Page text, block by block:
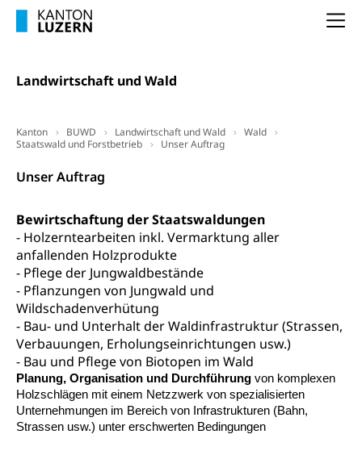
Landwirtschaft und Wald
Kanton BUWD Landwirtschaft und Wald
Wald
Staatswald und Forstbetrieb
Unser Auftrag
Unser Auftrag
Bewirtschaftung der Staatswaldungen
- Holzerntearbeiten inkl. Vermarktung aller
anfallenden Holzprodukte
- Pflege der Jungwaldbestände
- Pflanzungen von Jungwald und
Wildschadenverhütung
- Bau- und Unterhalt der Waldinfrastruktur (Strassen,
Verbauungen, Erholungseinrichtungen usw.)
- Bau und Pflege von Biotopen im Wald
Planung, Organisation und Durchführung von komplexen
Holzschlägen mit einem Netzzwerk von spezialisierten
Unternehmungen im Bereich von Infrastrukturen (Bahn,
Strassen usw.) unter erschwerten Bedingungen
Sozialhilfe
Soziales und Gesellschaft (Dienststelle)
Invalidenversicherung (WAS Luzern)
Soziale Sicherheit
Drogenabhängigkeit, Drogensucht,
Drogenabhängige, Drogensüchtige,
Betäubungsmittel, Suchtmittel, Psychopharmaka
Fachstelle Sucht Region Luzern
Sucht
Gesundheitsversorgung
Ambulant vor stationär, AVOS, Patientendossier
Gesundheitsversorgung
AHV / IV
Altersrente, Invalidenrente, Witwenrente,
Sozialversicherung, Vorsorgeeinrichtung,
Pensionskasse, erste Säule, zweite Säule, dritte
Säule, Hilflosenentschädigung,
Ergänzungsleistungen, Altersvorsorge,
Todesfallversicherung
Hilfslosenentschädigung (WAS Luzern)
AHV-Hinterlassenenrente (WAS Luzern)
Behinderung
Körperbehinderung, körperliche Behinderung,
geistige Behinderung, psychische Behinderung,